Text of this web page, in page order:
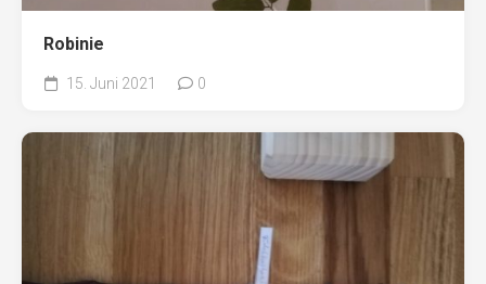
Robinie
15. Juni 2021 0